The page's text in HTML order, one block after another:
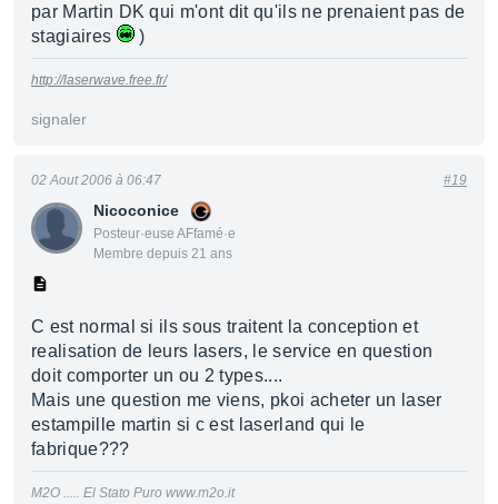
par Martin DK qui m'ont dit qu'ils ne prenaient pas de
stagiaires
)
http://laserwave.free.fr/
signaler
Nicoconice
Posteur·euse AFfamé·e
Membre depuis 21 ans
02 Aout 2006 à 06:47 #19
C est normal si ils sous traitent la conception et
realisation de leurs lasers, le service en question
doit comporter un ou 2 types....
Mais une question me viens, pkoi acheter un laser
estampille martin si c est laserland qui le
fabrique???
M2O ..... El Stato Puro www.m2o.it